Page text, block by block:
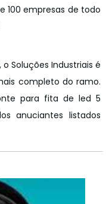
empresas de todo
Soluções Industriais é
completo do ramo.
para fita de led 5
anuciantes listados